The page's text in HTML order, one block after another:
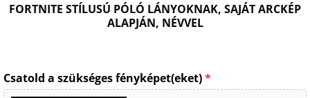
FORTNITE STÍLUSÚ PÓLÓ LÁNYOKNAK, SAJÁT ARCKÉP
ALAPJÁN, NÉVVEL
Csatold a szükséges fényképet(eket)*